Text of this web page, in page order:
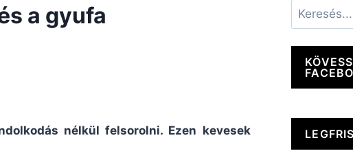
a gyufa
nélkül felsorolni. Ezen kevesek
Keresés